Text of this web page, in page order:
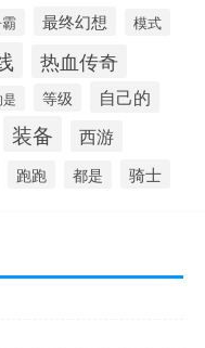
最终幻想 模式
热血传奇
等级 自己的
装备 西游
跑跑 都是 骑士